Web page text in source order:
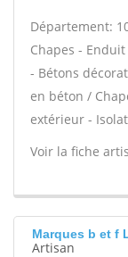
Département:
Chapes -
- Bétons
en béton /
extérieur -
Voir la fiche
Marques b et f
Artisan